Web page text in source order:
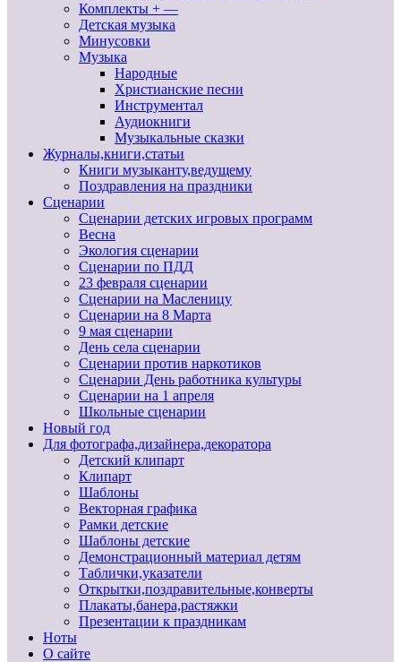
Комплекты + —
Детская музыка
Минусовки
Музыка
Народные
Христианские песни
Инструментал
Аудиокниги
Музыкальные сказки
Журналы,книги,статьи
Книги музыканту,ведущему
Поздравления на праздники
Сценарии
Сценарии детских игровых программ
Весна
Экология сценарии
Сценарии по ПДД
23 февраля сценарии
Сценарии на Масленицу
Сценарии на 8 Марта
9 мая сценарии
День села сценарии
Сценарии против наркотиков
Сценарии День работника культуры
Сценарии на 1 апреля
Школьные сценарии
Новый год
Для фотографа,дизайнера,декоратора
Детский клипарт
Клипарт
Шаблоны
Векторная графика
Рамки детские
Шаблоны детские
Демонстрационный материал детям
Таблички,указатели
Открытки,поздравительные,конверты
Плакаты,банера,растяжки
Презентации к праздникам
Ноты
О сайте